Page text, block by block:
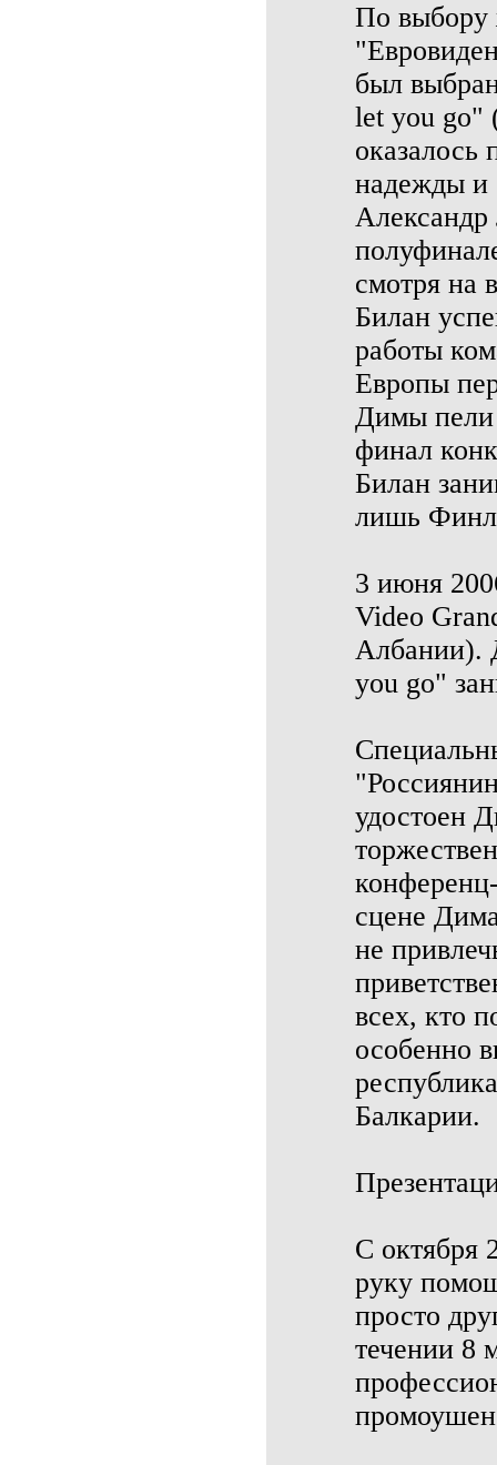
По выбору
был
let you go"
оказалось
надежды и
Александр
смотря на
Билан
работы
Европы
Димы пели
финал
Билан
лишь
3 июня
Video
Албании).
you go"
удостоен
сцене
не
всех, кто
особенно
Балкарии.
C октября
руку
просто
течении 8
промоушен